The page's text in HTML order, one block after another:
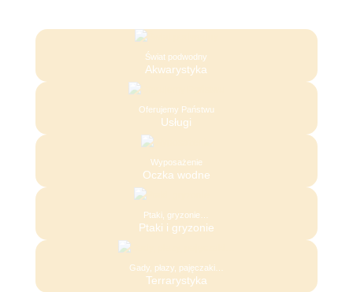
Świat podwodny
Akwarystyka
Oferujemy Państwu
Usługi
Wyposażenie
Oczka wodne
Ptaki, gryzonie…
Ptaki i gryzonie
Gady, płazy, pajęczaki…
Terrarystyka